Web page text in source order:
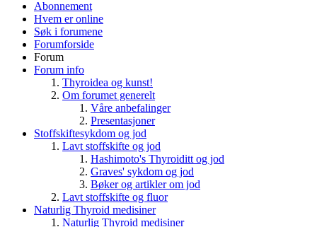
Abonnement
Hvem er online
Søk i forumene
Forumforside
Forum
Forum info
Thyroidea og kunst!
Om forumet generelt
Våre anbefalinger
Presentasjoner
Stoffskiftesykdom og jod
Lavt stoffskifte og jod
Hashimoto's Thyroiditt og jod
Graves' sykdom og jod
Bøker og artikler om jod
Lavt stoffskifte og fluor
Naturlig Thyroid medisiner
Naturlig Thyroid medisiner